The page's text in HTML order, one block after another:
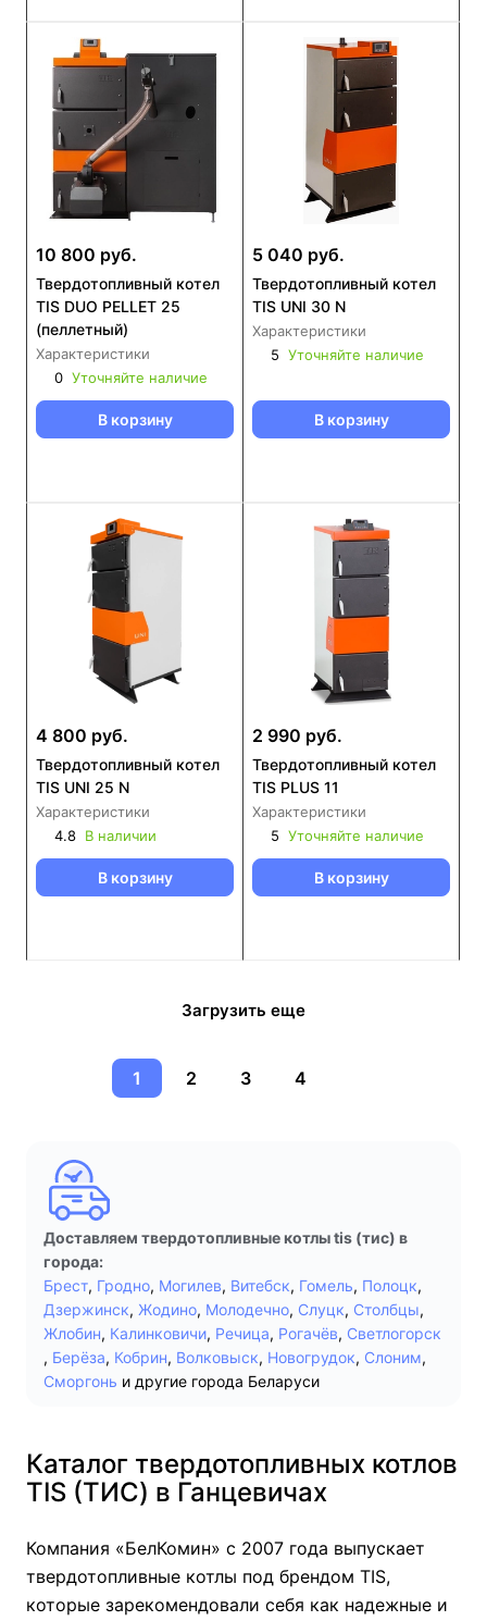
10 800 руб.
Твердотопливный котел
TIS DUO PELLET 25
(пеллетный)
Характеристики
0 Уточняйте наличие
В корзину
5 040 руб.
Твердотопливный котел
TIS UNI 30 N
Характеристики
5 Уточняйте наличие
В корзину
4 800 руб.
Твердотопливный котел
TIS UNI 25 N
Характеристики
4.8 В наличии
В корзину
2 990 руб.
Твердотопливный котел
TIS PLUS 11
Характеристики
5 Уточняйте наличие
В корзину
Загрузить еще
1 2 3 4
Доставляем твердотопливные котлы tis (тис) в
города:
Брест, Гродно, Могилев, Витебск, Гомель, Полоцк,
Дзержинск, Жодино, Молодечно, Слуцк, Столбцы,
Жлобин, Калинковичи, Речица, Рогачёв, Светлогорск
, Берёза, Кобрин, Волковыск, Новогрудок, Слоним,
Сморгонь и другие города Беларуси
Каталог твердотопливных котлов
TIS (ТИС) в Ганцевичах
Компания «БелКомин» с 2007 года выпускает
твердотопливные котлы под брендом TIS,
которые зарекомендовали себя как надежные и